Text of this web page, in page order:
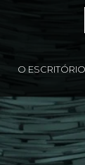
O ESCRITÓRIO